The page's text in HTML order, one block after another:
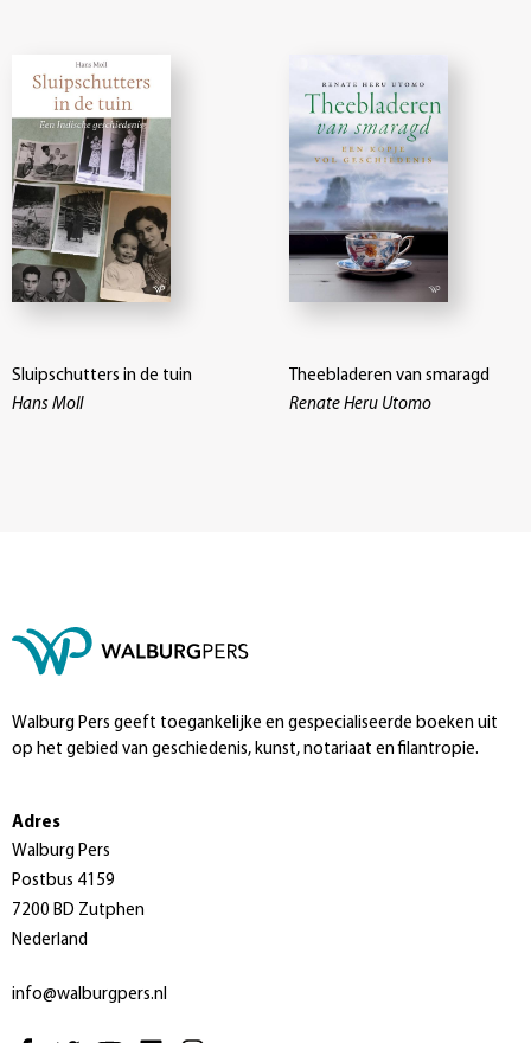
Sluipschutters in de tuin
Hans Moll
Theebladeren van smaragd
Renate Heru Utomo
Walburg Pers geeft toegankelijke en gespecialiseerde boeken uit
op het gebied van geschiedenis, kunst, notariaat en filantropie.
Adres
Walburg Pers
Postbus 4159
7200 BD Zutphen
Nederland
info@walburgpers.nl